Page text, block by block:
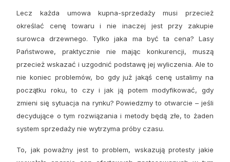
Prenumerata
Reklama
Zostań autorem
Archiwum
Kontakt
Lecz każda umowa kupna-sprzedaży musi przecież
określać cenę towaru i nie inaczej jest przy zakupie
surowca drzewnego. Tylko jaka ma być ta cena? Lasy
Państwowe, praktycznie nie mając konkurencji, muszą
przecież wskazać i uzgodnić podstawę jej wyliczenia. Ale to
nie koniec problemów, bo gdy już jakąś cenę ustalimy na
początku roku, to czy i jak ją potem modyfikować, gdy
zmieni się sytuacja na rynku? Powiedzmy to otwarcie – jeśli
decydujące o tym rozwiązania i metody będą złe, to żaden
system sprzedaży nie wytrzyma próby czasu.
To, jak poważny jest to problem, wskazują protesty jakie